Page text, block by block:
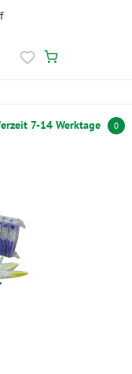
7-14 Werktage 0